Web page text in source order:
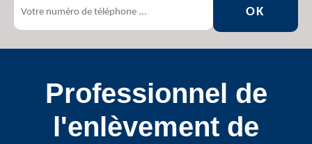
Professionnel de
l'enlèvement de